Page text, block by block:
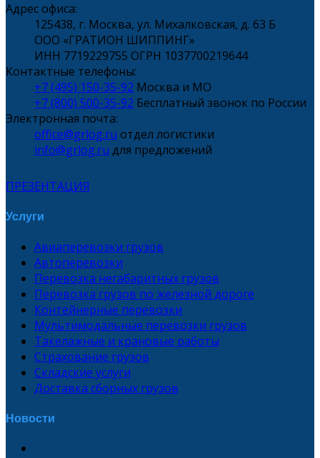
Адрес офиса:
125438, г. Москва, ул. Михалковская, д. 63 Б
ООО «ГРАТИОН ШИППИНГ»
ИНН 7719229755 ОГРН 1037700219644
Контактные телефоны:
+7 (495) 150-35-92 Москва и МО
+7 (800) 500-35-92 Бесплатный звонок по России
Электронная почта:
office@grlog.ru отдел логистики
info@grlog.ru для предложений
ПРЕЗЕНТАЦИЯ
Услуги
Авиаперевозки грузов
Автоперевозки
Перевозка негабаритных грузов
Перевозка грузов по железной дороге
Контейнерные перевозки
Мультимодальные перевозки грузов
Такелажные и крановые работы
Страхование грузов
Складские услуги
Доставка сборных грузов
Новости